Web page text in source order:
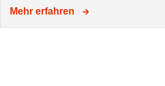
Mehr erfahren